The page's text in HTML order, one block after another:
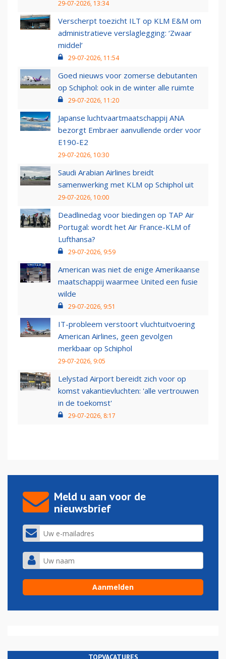
29-07-2026, 13:34
Verscherpt toezicht ILT op KLM E&M om
administratieve verslaglegging: ‘Zwaar
middel’
29-07-2026, 11:54
Goed nieuws voor zomerse debutanten
op Schiphol: ook in de winter alle ruimte
29-07-2026, 11:20
Japanse luchtvaartmaatschappij ANA
bezorgt Embraer aanvullende order voor
E190-E2
29-07-2026, 10:30
Saudi Arabian Airlines breidt
samenwerking met KLM op Schiphol uit
29-07-2026, 10:00
Deadlinedag voor biedingen op TAP Air
Portugal: wordt het Air France-KLM of
Lufthansa?
29-07-2026, 9:59
American was niet de enige Amerikaanse
maatschappij waarmee United een fusie
wilde
29-07-2026, 9:51
IT-probleem verstoort vluchtuitvoering
American Airlines, geen gevolgen
merkbaar op Schiphol
29-07-2026, 9:05
Lelystad Airport bereidt zich voor op
komst vakantievluchten: 'alle vertrouwen
in de toekomst'
29-07-2026, 8:17
Meld u aan voor de
nieuwsbrief
TOPVACATURES